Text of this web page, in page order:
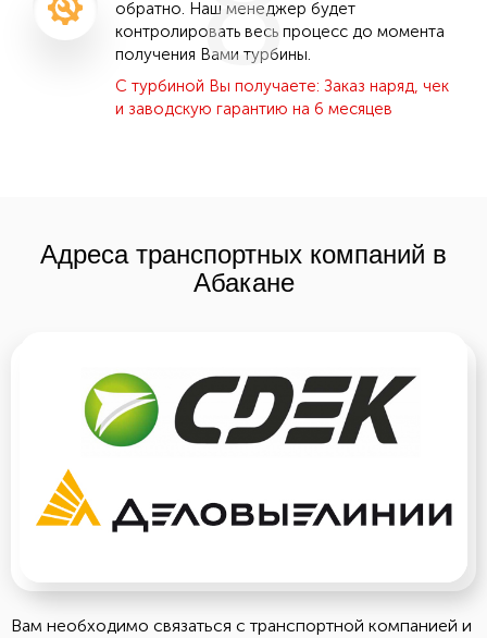
обратно. Наш менеджер будет
контролировать весь процесс до момента
получения Вами турбины.
С турбиной Вы получаете: Заказ наряд, чек
и заводскую гарантию на 6 месяцев
Адреса транспортных компаний в
Абакане
Вам необходимо связаться с транспортной компанией и